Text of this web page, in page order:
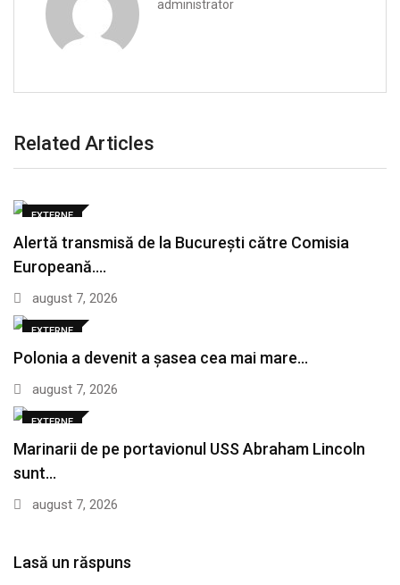
administrator
Related Articles
EXTERNE
Alertă transmisă de la București către Comisia
Europeană.…
august 7, 2026
EXTERNE
Polonia a devenit a șasea cea mai mare…
august 7, 2026
EXTERNE
Marinarii de pe portavionul USS Abraham Lincoln
sunt…
august 7, 2026
Lasă un răspuns